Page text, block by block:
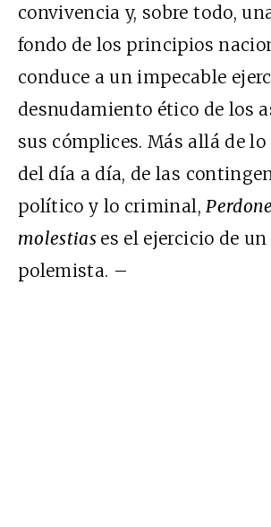
convivencia y, sobre todo,
fondo de los principios
conduce a un impecable
desnudamiento ético de los
sus cómplices. Más allá de
del día a día, de las
político y lo criminal,
molestias es el ejercicio de
polemista. –